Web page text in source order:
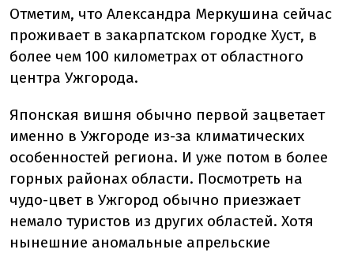
Отметим, что Александра Меркушина сейчас
проживает в закарпатском городке Хуст, в
более чем 100 километрах от областного
центра Ужгорода.
Японская вишня обычно первой зацветает
именно в Ужгороде из-за климатических
особенностей региона. И уже потом в более
горных районах области. Посмотреть на
чудо-цвет в Ужгород обычно приезжает
немало туристов из других областей. Хотя
нынешние аномальные апрельские